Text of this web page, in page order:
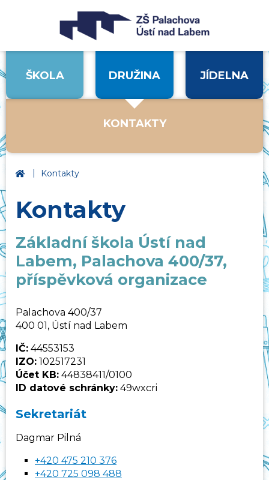
ŠKOLA DRUŽINA JÍDELNA
KONTAKTY
Základní škola Ústí nad Labem, Palachova
| Kontakty
Kontakty
Základní škola Ústí nad
Labem, Palachova 400/37,
příspěvková organizace
Palachova 400/37
400 01, Ústí nad Labem
IČ: 44553153
IZO: 102517231
Účet KB: 44838411/0100
ID datové schránky: 49wxcri
Sekretariát
Dagmar Pilná
+420 475 210 376
+420 725 098 488